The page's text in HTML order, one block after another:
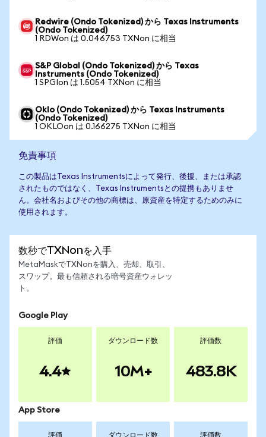
Redwire (Ondo Tokenized) から Texas Instruments
(Ondo Tokenized)
1 RDWon は 0.046753 TXNon に相当
S&P Global (Ondo Tokenized) から Texas
Instruments (Ondo Tokenized)
1 SPGIon は 1.5054 TXNon に相当
Oklo (Ondo Tokenized) から Texas Instruments
(Ondo Tokenized)
1 OKLOon は 0.166275 TXNon に相当
免責事項
この製品はTexas Instrumentsによって発行、後援、または承認
されたものではなく、Texas Instrumentsとの提携もありませ
ん。会社名およびその他の商標は、原資産を特定するためのみに
使用されます。
数秒でTXNonを入手
MetaMaskでTXNonを購入、売却、取引、
スワップ。最も信頼される暗号資産ウォレッ
ト。
Google Play
評価
4.4
ダウンロード数
10M+
評価数
483.8K
App Store
評価 ダウンロード数 評価数